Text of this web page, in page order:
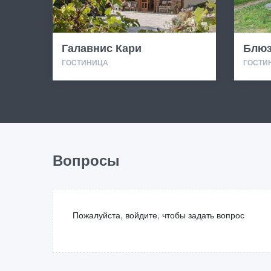
Галавнис Кари
ГОСТИНИЦА
Вопросы
Пожалуйста, войдите, чтобы задать вопрос